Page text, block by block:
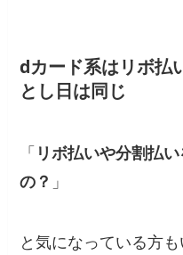
dカード系はリボ払
とし日は同じ
「 リボ払いや分割払
の？ 」
と気になっている方